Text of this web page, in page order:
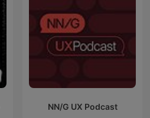
NN/G UX Podcast